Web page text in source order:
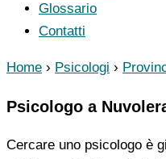
Glossario
Contatti
Home › Psicologi ›
Psicologo a
Cercare uno psicologo è